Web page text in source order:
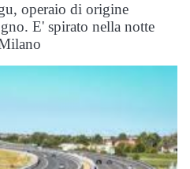
operaio di origine
E' spirato nella notte